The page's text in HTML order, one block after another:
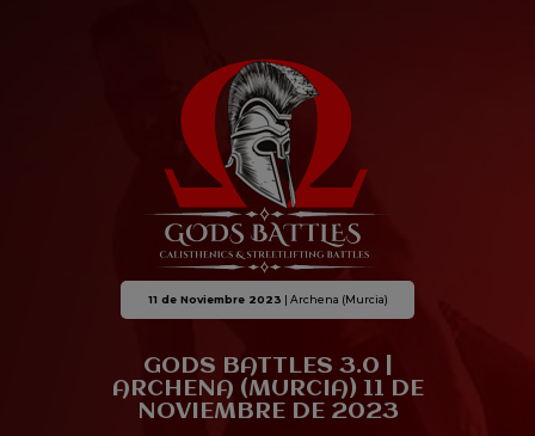
11 de Noviembre 2023 | Archena (Murcia)
GODS BATTLES 3.0 |
ARCHENA (MURCIA) 11 DE
NOVIEMBRE DE 2023